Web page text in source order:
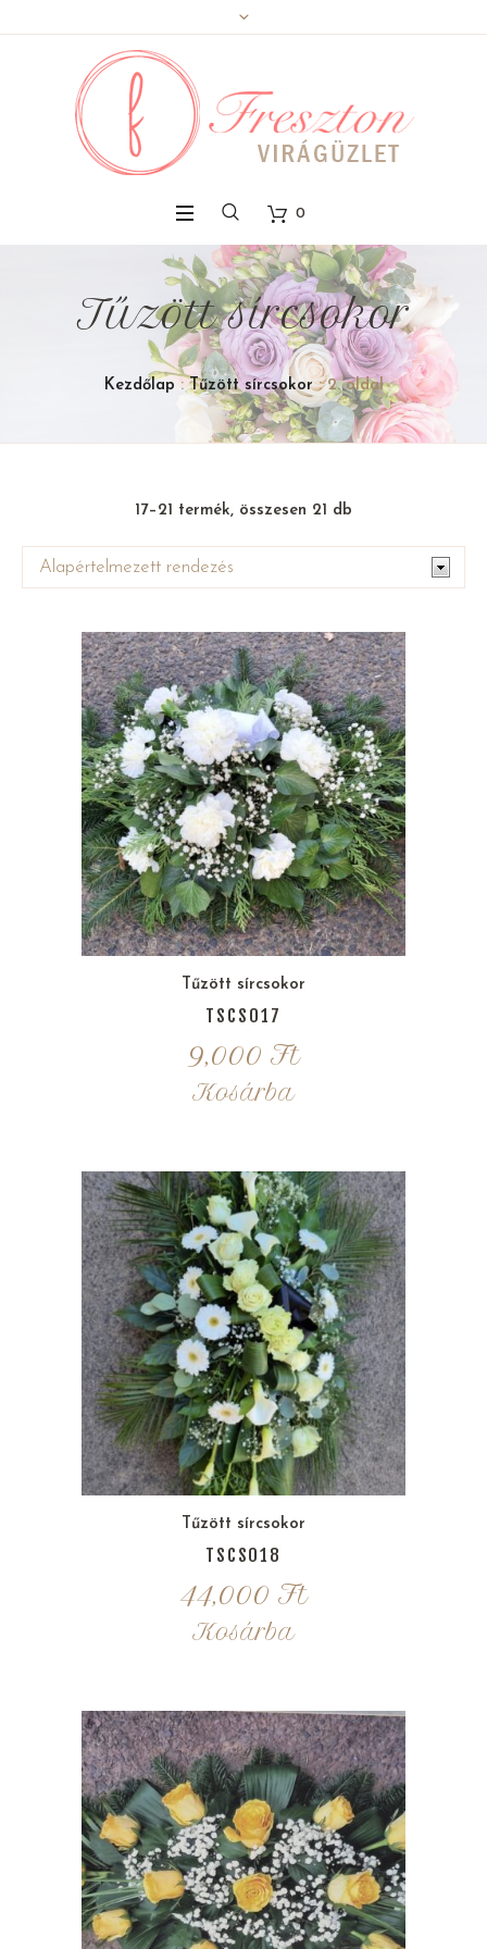
0
Tűzött sírcsokor
Kezdőlap :Tűzött sírcsokor: 2. oldal
17–21 termék, összesen 21 db
Tűzött sírcsokor
TSCS017
9,000 Ft
Kosárba
Tűzött sírcsokor
TSCS018
44,000 Ft
Kosárba